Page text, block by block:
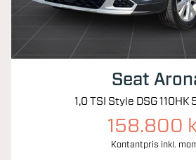
Seat
1,0 TSI Style DSG 110HK
158.800
Kontantpris inkl.